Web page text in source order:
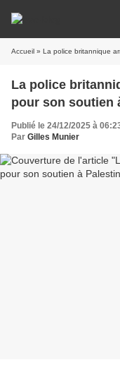
Accueil » La police britannique
La police
pour son soutien
Publié le 24/12/2025 à
Par Gilles Munier